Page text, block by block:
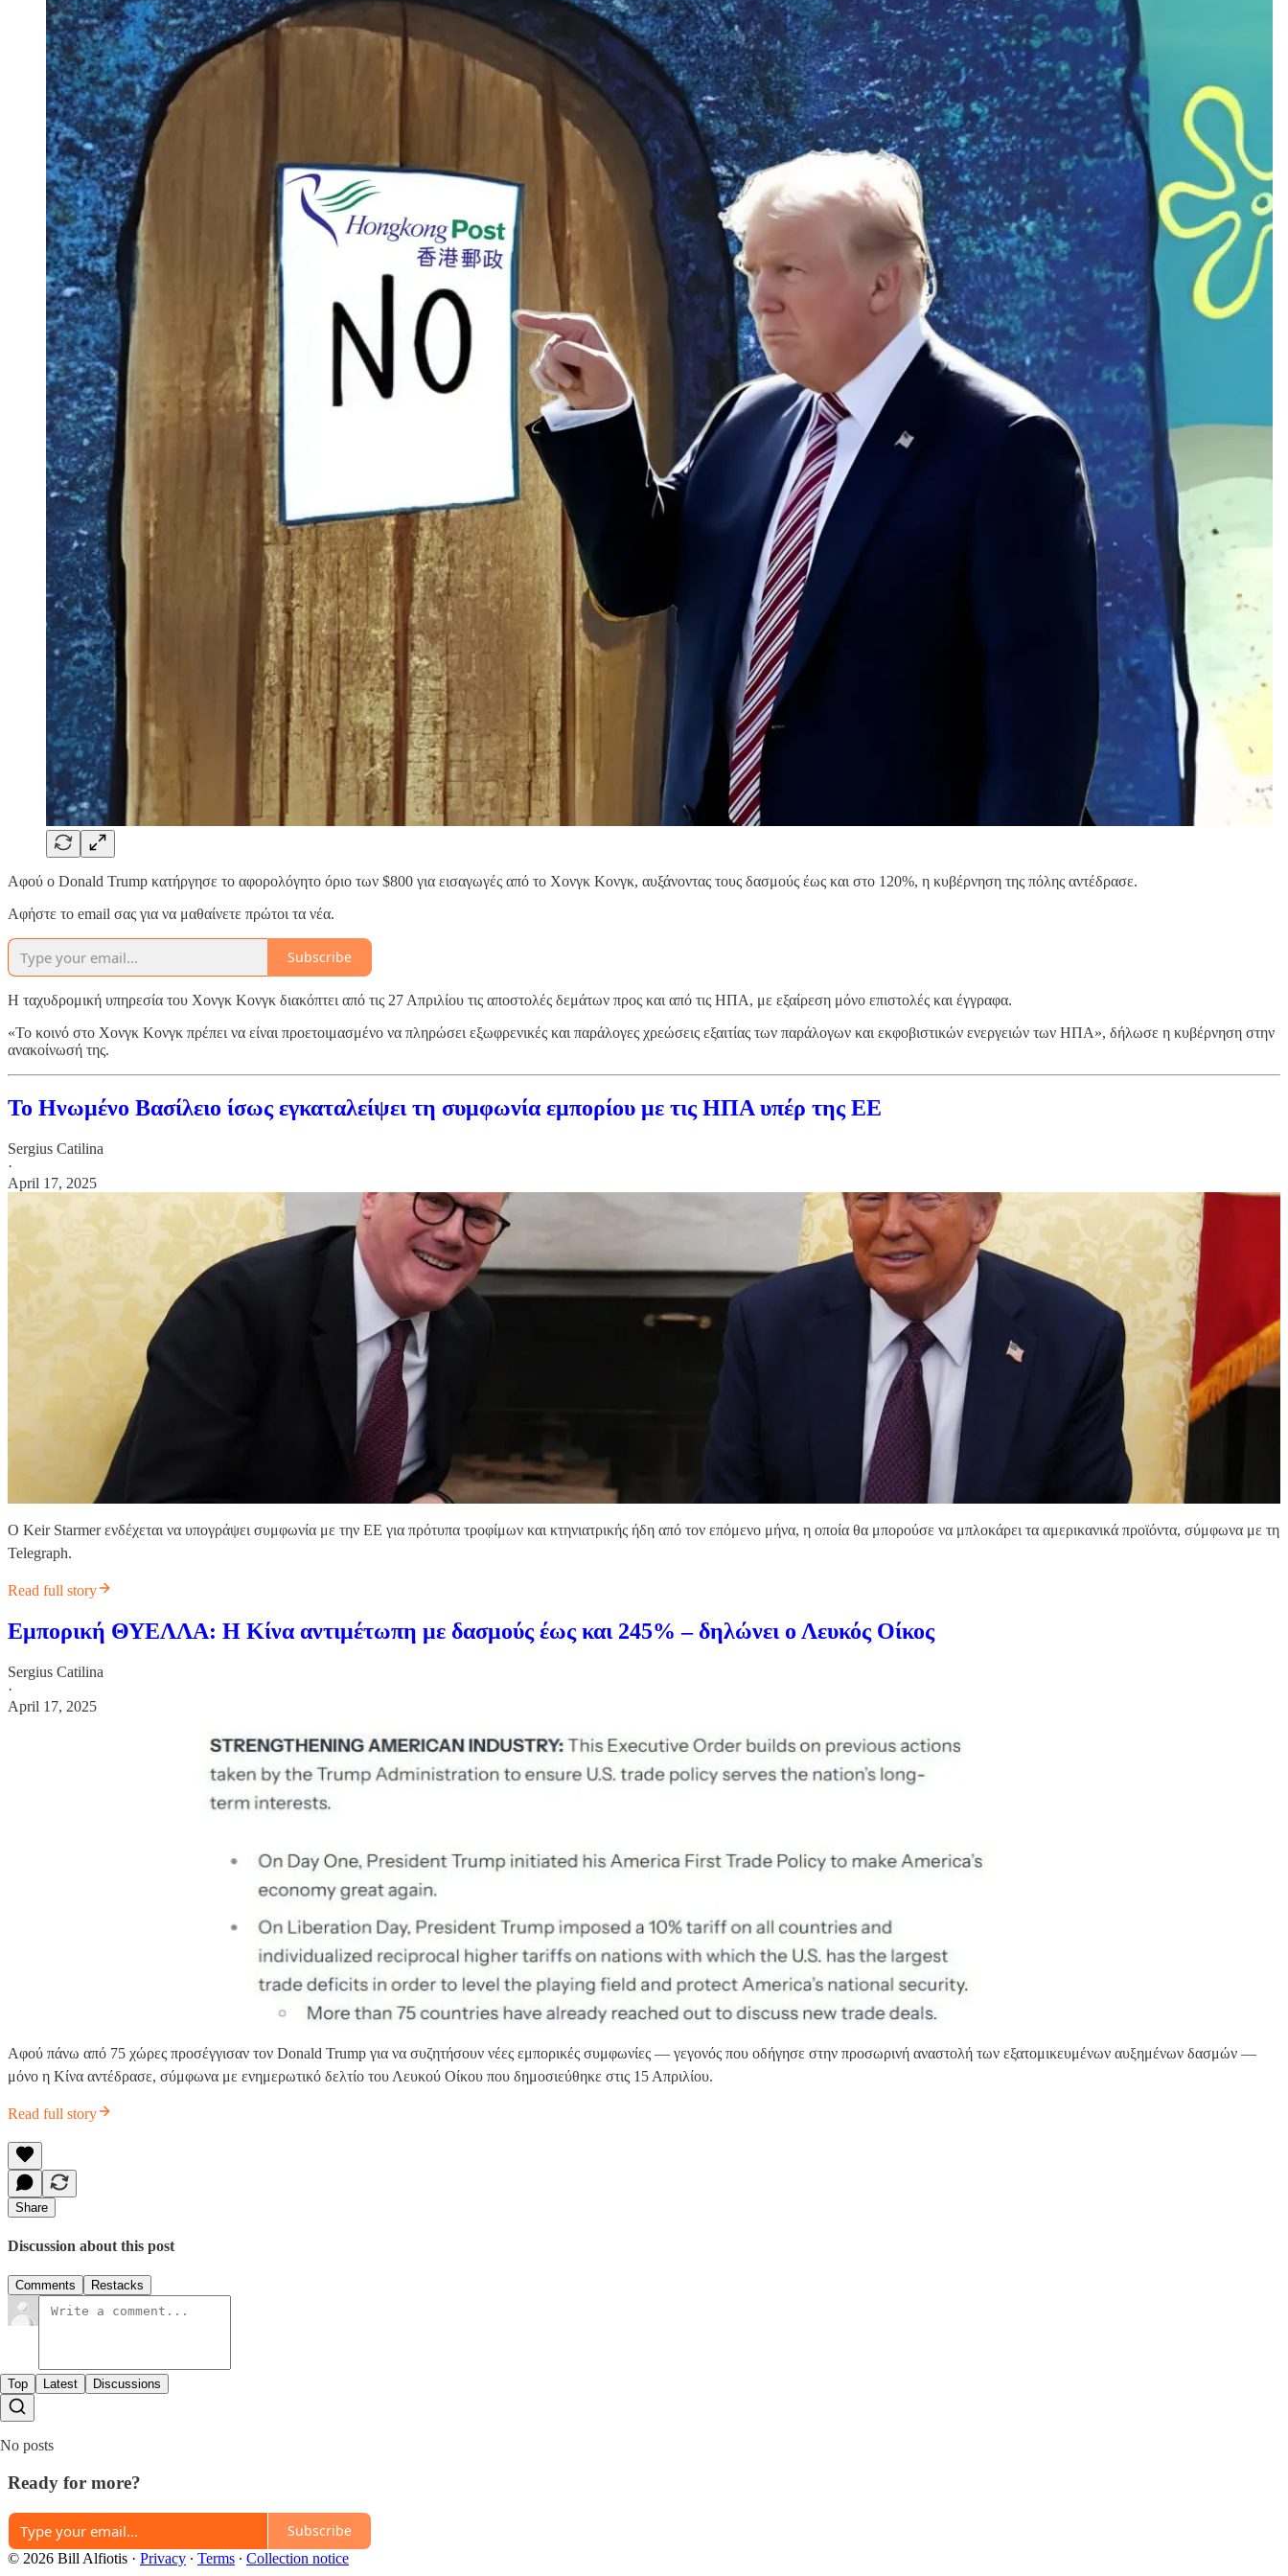
Αφού ο Donald Trump κατήργησε το αφορολόγητο όριο των $800 για εισαγωγές από το Χονγκ Κονγκ, αυξάνοντας τους δασμούς έως και στο 120%, η κυβέρνηση της πόλης αντέδρασε.
Αφἠστε το email σας για να μαθαίνετε πρώτοι τα νέα.
Subscribe
Η ταχυδρομική υπηρεσία του Χονγκ Κονγκ διακόπτει από τις 27 Απριλίου τις αποστολές δεμάτων προς και από τις ΗΠΑ, με εξαίρεση μόνο επιστολές και έγγραφα.
«Το κοινό στο Χονγκ Κονγκ πρέπει να είναι προετοιμασμένο να πληρώσει εξωφρενικές και παράλογες χρεώσεις εξαιτίας των παράλογων και εκφοβιστικών ενεργειών των ΗΠΑ», δήλωσε η κυβέρνηση στην
ανακοίνωσή της.
Το Ηνωμένο Βασίλειο ίσως εγκαταλείψει τη συμφωνία εμπορίου με τις ΗΠΑ υπέρ της ΕΕ
Sergius Catilina
·
April 17, 2025
Ο Keir Starmer ενδέχεται να υπογράψει συμφωνία με την ΕΕ για πρότυπα τροφίμων και κτηνιατρικής ήδη από τον επόμενο μήνα, η οποία θα μπορούσε να μπλοκάρει τα αμερικανικά προϊόντα, σύμφωνα με τη
Telegraph.
Read full story
Εμπορική ΘΥΕΛΛΑ: Η Κίνα αντιμέτωπη με δασμούς έως και 245% – δηλώνει ο Λευκός Οίκος
Sergius Catilina
·
April 17, 2025
Αφού πάνω από 75 χώρες προσέγγισαν τον Donald Trump για να συζητήσουν νέες εμπορικές συμφωνίες — γεγονός που οδήγησε στην προσωρινή αναστολή των εξατομικευμένων αυξημένων δασμών —
μόνο η Κίνα αντέδρασε, σύμφωνα με ενημερωτικό δελτίο του Λευκού Οίκου που δημοσιεύθηκε στις 15 Απριλίου.
Read full story
Share
Discussion about this post
Comments Restacks
Top Latest Discussions
No posts
Ready for more?
Subscribe
© 2026 Bill Alfiotis · Privacy ∙ Terms ∙ Collection notice